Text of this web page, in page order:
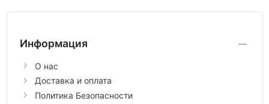
Информация
О нас
Доставка и оплата
Политика Безопасности